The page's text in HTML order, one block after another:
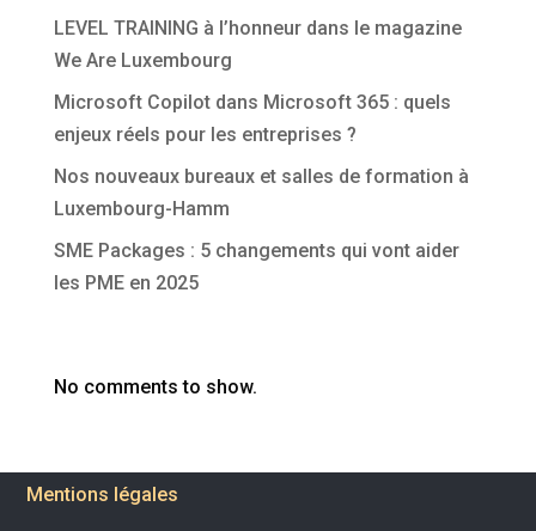
LEVEL TRAINING à l’honneur dans le magazine
We Are Luxembourg
Microsoft Copilot dans Microsoft 365 : quels
enjeux réels pour les entreprises ?
Nos nouveaux bureaux et salles de formation à
Luxembourg-Hamm
SME Packages : 5 changements qui vont aider
les PME en 2025
No comments to show.
Mentions légales